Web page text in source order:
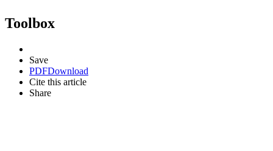
Toolbox
Save
PDFDownload
Cite this article
Share